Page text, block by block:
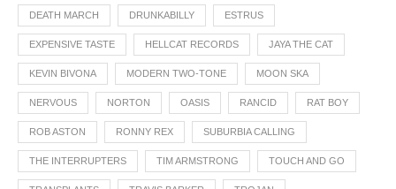
DEATH MARCH DRUNKABILLY ESTRUS
EXPENSIVE TASTE HELLCAT RECORDS JAYA THE CAT
KEVIN BIVONA MODERN TWO-TONE MOON SKA
NERVOUS NORTON OASIS RANCID RAT BOY
ROB ASTON RONNY REX SUBURBIA CALLING
THE INTERRUPTERS TIM ARMSTRONG TOUCH AND GO